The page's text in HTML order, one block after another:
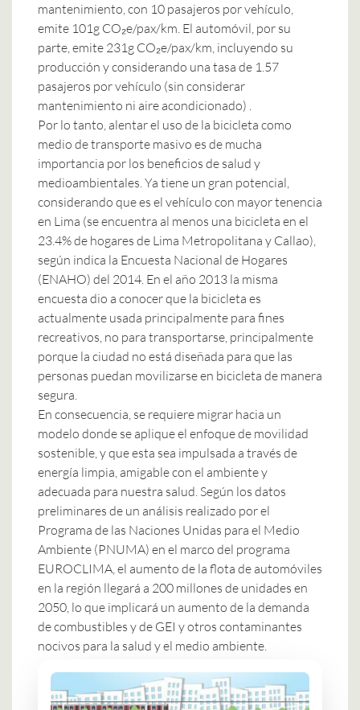
mantenimiento, con 10 pasajeros por vehículo,
emite 101g CO₂e/pax/km. El automóvil, por su
parte, emite 231g CO₂e/pax/km, incluyendo su
producción y considerando una tasa de 1.57
pasajeros por vehículo (sin considerar
mantenimiento ni aire acondicionado) .
Por lo tanto, alentar el uso de la bicicleta como
medio de transporte masivo es de mucha
importancia por los beneficios de salud y
medioambientales. Ya tiene un gran potencial,
considerando que es el vehículo con mayor tenencia
en Lima (se encuentra al menos una bicicleta en el
23.4% de hogares de Lima Metropolitana y Callao),
según indica la Encuesta Nacional de Hogares
(ENAHO) del 2014. En el año 2013 la misma
encuesta dio a conocer que la bicicleta es
actualmente usada principalmente para fines
recreativos, no para transportarse, principalmente
porque la ciudad no está diseñada para que las
personas puedan movilizarse en bicicleta de manera
segura.
En consecuencia, se requiere migrar hacia un
modelo donde se aplique el enfoque de movilidad
sostenible, y que esta sea impulsada a través de
energía limpia, amigable con el ambiente y
adecuada para nuestra salud. Según los datos
preliminares de un análisis realizado por el
Programa de las Naciones Unidas para el Medio
Ambiente (PNUMA) en el marco del programa
EUROCLIMA, el aumento de la flota de automóviles
en la región llegará a 200 millones de unidades en
2050, lo que implicará un aumento de la demanda
de combustibles y de GEI y otros contaminantes
nocivos para la salud y el medio ambiente.